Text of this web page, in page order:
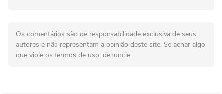
Os comentários são de responsabilidade exclusiva de seus
autores e não representam a opinião deste site. Se achar algo
que viole os termos de uso, denuncie.